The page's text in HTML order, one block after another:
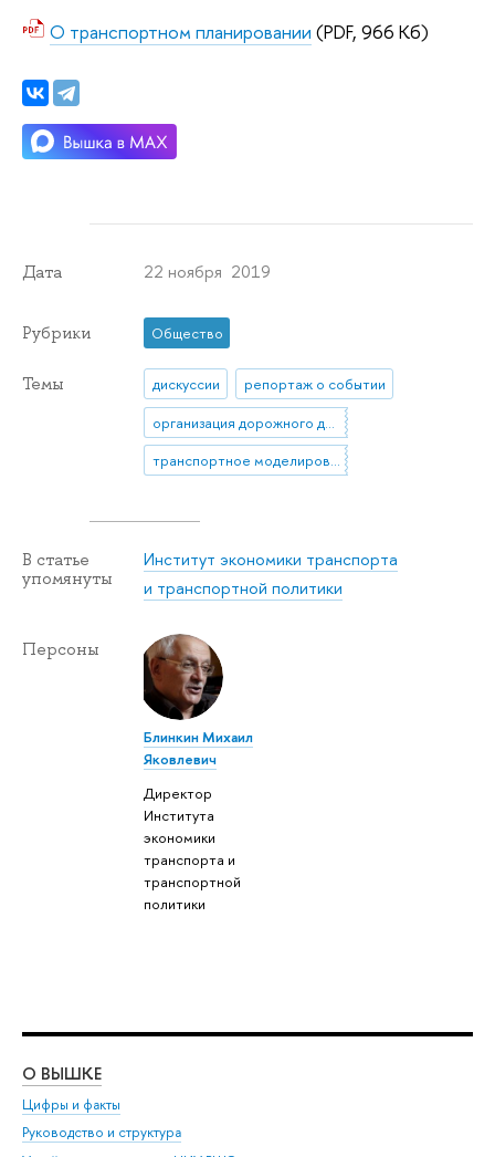
О транспортном планировании (PDF, 966 Кб)
Дата 22 ноября 2019
Рубрики Общество
Темы дискуссии
репортаж о событии
организация дорожного движения
транспортное моделирование
В статье
упомянуты
Институт экономики транспорта
и транспортной политики
Персоны
Блинкин Михаил
Яковлевич
Директор
Института
экономики
транспорта и
транспортной
политики
О ВЫШКЕ
Цифры и факты
Руководство и структура